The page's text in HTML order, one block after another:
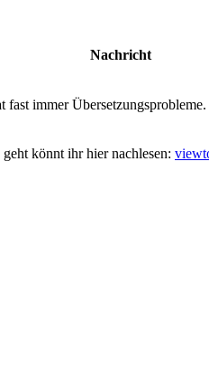
Nachricht
fast immer
könnt ihr hier nachlesen: